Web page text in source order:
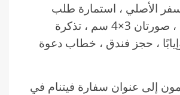
الأصلي ، استمارة طلب
تأشيرة فيتنام ، صورتان 3×4 سم ، تذكرة
، حجز فندق ، خطاب دعوة
إلى عنوان سفارة فيتنام في